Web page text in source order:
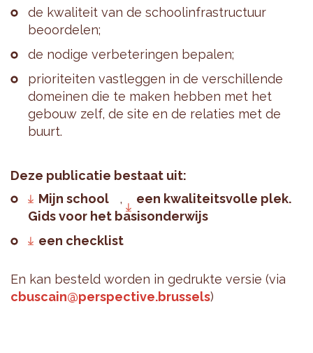
de kwa­li­teit van de schoo­lin­fra­struc­tuur
beoor­de­len;
de nodige ver­be­te­rin­gen bepa­len;
prio­ri­tei­ten vast­leg­gen in de ver­schil­lende
domei­nen die te maken heb­ben met het
gebouw zelf, de site en de rela­ties met de
buurt.
Deze publi­ca­tie bes­taat uit:
Mijn school
,
een kwa­li­teits­volle plek.
Gids voor het basi­son­der­wijs
een che­ck­list
En kan bes­teld wor­den in gedrukte ver­sie (via
cbus­cain@​perspective.​brussels)